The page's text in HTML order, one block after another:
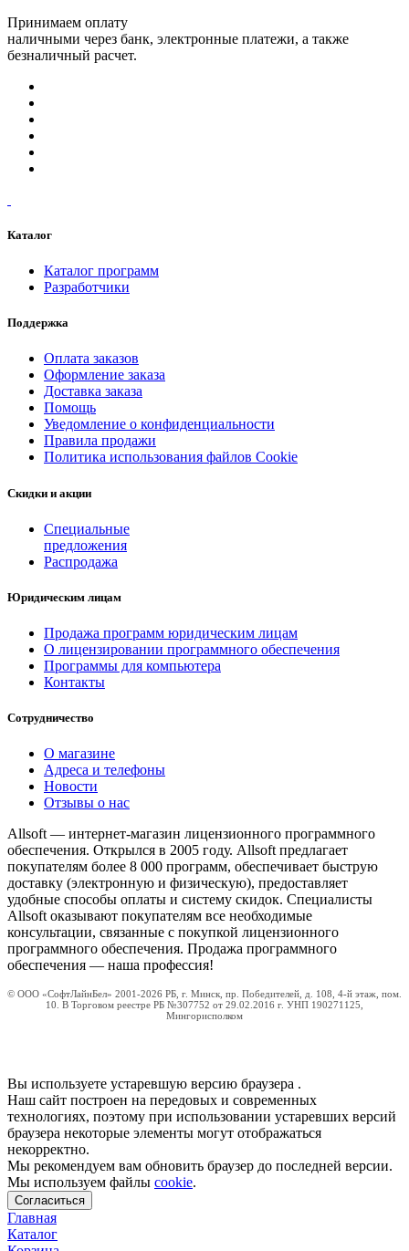
Принимаем оплату
наличными через банк, электронные платежи, а также
безналичный расчет.
Каталог
Каталог программ
Разработчики
Поддержка
Оплата заказов
Оформление заказа
Доставка заказа
Помощь
Уведомление о конфиденциальности
Правила продажи
Политика использования файлов Cookie
Скидки и акции
Специальные
предложения
Распродажа
Юридическим лицам
Продажа программ юридическим лицам
О лицензировании программного обеспечения
Программы для компьютера
Контакты
Сотрудничество
О магазине
Адреса и телефоны
Новости
Отзывы о нас
Allsoft — интернет-магазин лицензионного программного
обеспечения. Открылся в 2005 году. Allsoft предлагает
покупателям более 8 000 программ, обеспечивает быструю
доставку (электронную и физическую), предоставляет
удобные способы оплаты и систему скидок. Специалисты
Allsoft оказывают покупателям все необходимые
консультации, связанные с покупкой лицензионного
программного обеспечения. Продажа программного
обеспечения — наша профессия!
© ООО «СофтЛайнБел» 2001-2026 РБ, г. Минск, пр. Победителей, д. 108, 4-й этаж, пом.
10. В Торговом реестре РБ №307752 от 29.02.2016 г. УНП 190271125,
Мингорисполком
Вы используете устаревшую версию браузера .
Наш сайт построен на передовых и современных
технологиях, поэтому при использовании устаревших версий
браузера некоторые элементы могут отображаться
некорректно.
Мы рекомендуем вам обновить браузер до последней версии.
Мы используем файлы cookie.
Согласиться
Главная
Каталог